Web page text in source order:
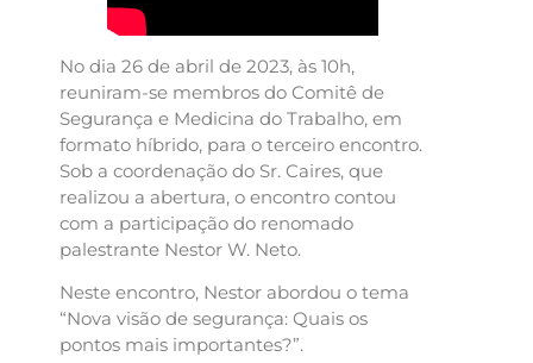
No dia 26 de abril de 2023, às 10h,
reuniram-se membros do Comitê de
Segurança e Medicina do Trabalho, em
formato híbrido, para o terceiro encontro.
Sob a coordenação do Sr. Caires, que
realizou a abertura, o encontro contou
com a participação do renomado
palestrante Nestor W. Neto.
Neste encontro, Nestor abordou o tema
“Nova visão de segurança: Quais os
pontos mais importantes?”.